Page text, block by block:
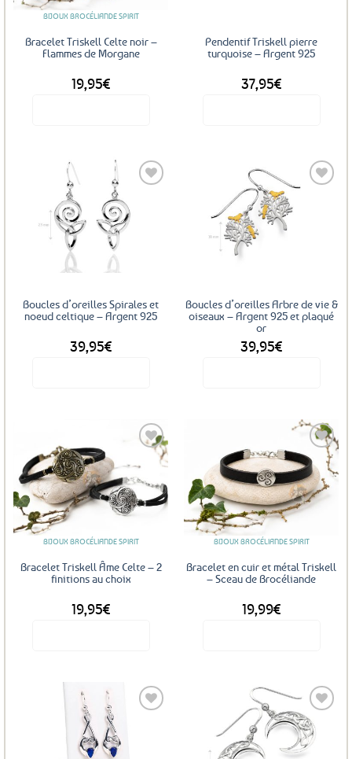
BIJOUX BROCÉLIANDE SPIRIT
Bracelet Triskell Celte noir –
Flammes de Morgane
19,95€
Pendentif Triskell pierre
turquoise – Argent 925
37,95€
Boucles d’oreilles Spirales et
noeud celtique – Argent 925
39,95€
Boucles d’oreilles Arbre de vie &
oiseaux – Argent 925 et plaqué
or
39,95€
Ajouter
favoris
BIJOUX BROCÉLIANDE SPIRIT
Bracelet Triskell Âme Celte – 2
finitions au choix
19,95€
Ajouter
aux
favoris
BIJOUX BROCÉLIANDE SPIRIT
Bracelet en cuir et métal Triskell
– Sceau de Brocéliande
19,99€
Ajouter